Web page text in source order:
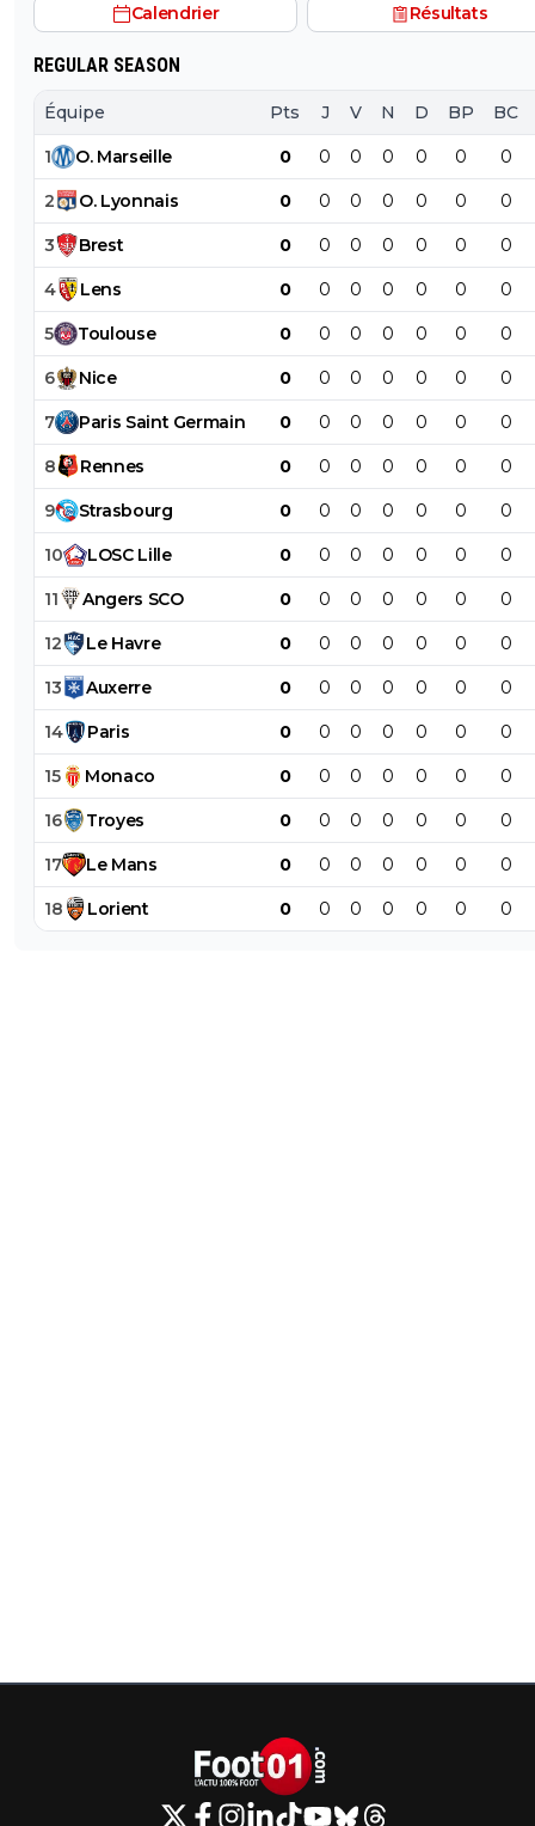
es éliminé.....Calendrier Résultats
REGULAR SEASON
Équipe Pts J V N D BP BC
1 O. Marseille 0 0 0 0 0 0 0
2 O. Lyonnais 0 0 0 0 0 0 0
3 Brest 0 0 0 0 0 0 0
4 Lens 0 0 0 0 0 0 0
5 Toulouse 0 0 0 0 0 0 0
6 Nice 0 0 0 0 0 0 0
7 Paris Saint Germain 0 0 0 0 0 0 0
8 Rennes 0 0 0 0 0 0 0
9 Strasbourg 0 0 0 0 0 0 0
10 LOSC Lille 0 0 0 0 0 0 0
11 Angers SCO 0 0 0 0 0 0 0
12 Le Havre 0 0 0 0 0 0 0
13 Auxerre 0 0 0 0 0 0 0
14 Paris 0 0 0 0 0 0 0
15 Monaco 0 0 0 0 0 0 0
16 Troyes 0 0 0 0 0 0 0
17 Le Mans 0 0 0 0 0 0 0
18 Lorient 0 0 0 0 0 0 0